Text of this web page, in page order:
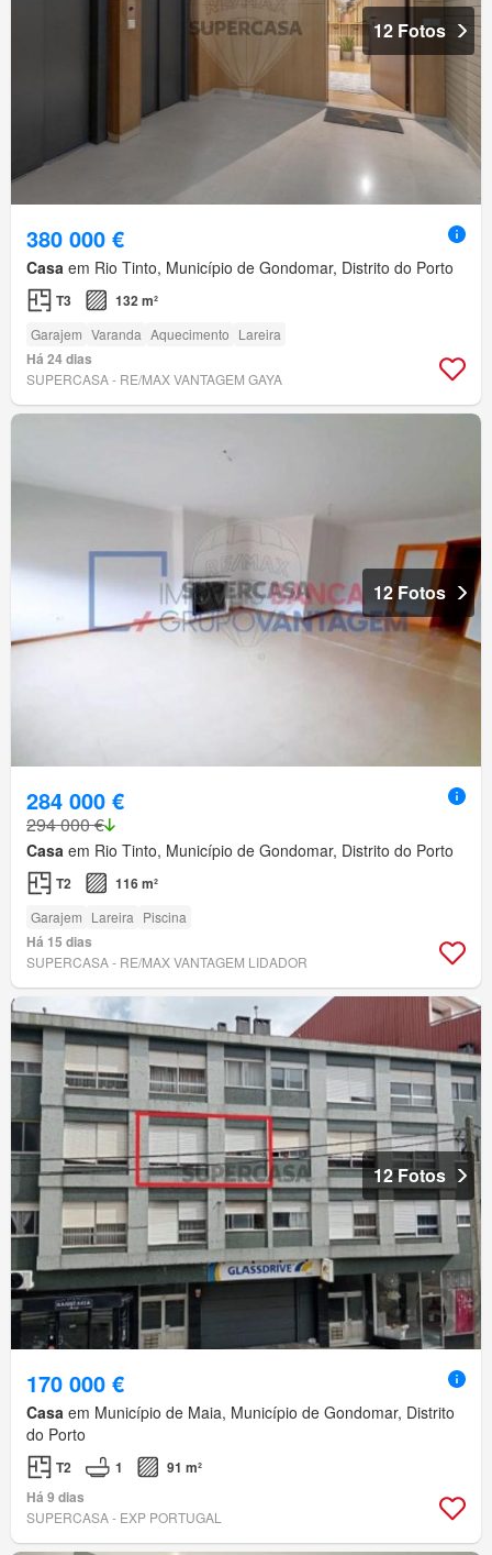
12 Fotos
380 000 €
Casa em Rio Tinto, Município de Gondomar, Distrito do Porto
T3 132 m²
Garajem Varanda Aquecimento Lareira
Há 24 dias
SUPERCASA - RE/MAX VANTAGEM GAYA
12 Fotos
284 000 €
294 000 €
Casa em Rio Tinto, Município de Gondomar, Distrito do Porto
T2 116 m²
Garajem Lareira Piscina
Há 15 dias
SUPERCASA - RE/MAX VANTAGEM LIDADOR
12 Fotos
170 000 €
Casa em Município de Maia, Município de Gondomar, Distrito
do Porto
T2 1
91 m²
Há 9 dias
SUPERCASA - EXP PORTUGAL